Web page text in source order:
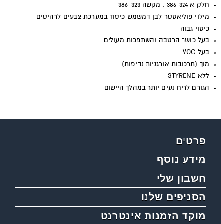
חלק א 386-324 ; מקשה 386-323
מילוי פוליאסטר לבן המשמש כיסוד במערכת צבעים לרהיטים
כיסוי גבוה
בעל כושר הרטבה והשתפכות מעולים
בעל VOC
מוך (תרכובות אורגניות נדיפות)
ללא STYRENE
הגורם לריח נעים יותר במהלך היישום
פרטים
מידע נוסף
חשבון שלי
הסניפים שלנו
מוקד הזמנות אינטרנט